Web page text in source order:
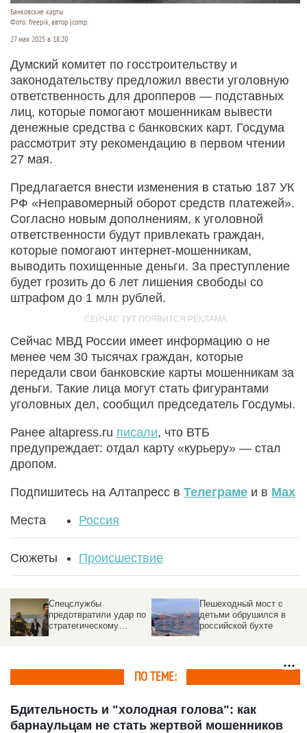
Банковские карты.
Фото: freepik, автор jcomp.
27 мая 2025 в 18:20
Думский комитет по госстроительству и
законодательству предложил ввести уголовную
ответственность для дропперов — подставных
лиц, которые помогают мошенникам вывести
денежные средства с банковских карт. Госдума
рассмотрит эту рекомендацию в первом чтении
27 мая.
Предлагается внести изменения в статью 187 УК
РФ «Неправомерный оборот средств платежей».
Согласно новым дополнениям, к уголовной
ответственности будут привлекать граждан,
которые помогают интернет-мошенникам,
выводить похищенные деньги. За преступление
будет грозить до 6 лет лишения свободы со
штрафом до 1 млн рублей.
Сейчас МВД России имеет информацию о не
менее чем 30 тысячах граждан, которые
передали свои банковские карты мошенникам за
деньги. Такие лица могут стать фигурантами
уголовных дел, сообщил председатель Госдумы.
Ранее altapress.ru писали, что ВТБ
предупреждает: отдал карту «курьеру» — стал
дропом.
Подпишитесь на Алтапресс в Телеграме и в Max
Места Россия
Сюжеты Происшествие
Более 112 тонн ГСМ
пытались незаконно
вывезти из Казахстана
До 40 м/сек:
группировка МЧС
направлена в
ПО ТЕМЕ:
Бдительность и "холодная голова": как
барнаульцам не стать жертвой мошенников